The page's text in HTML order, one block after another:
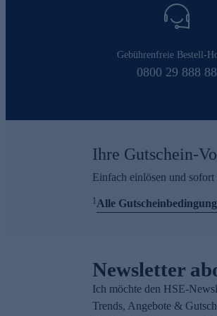
Gebührenfreie Bestell-
0800 29 888 88
Ihre Gutschein-
Einfach einlösen und
1Alle
Newsletter
Ich möchte den HSE-
Trends, Angebote &